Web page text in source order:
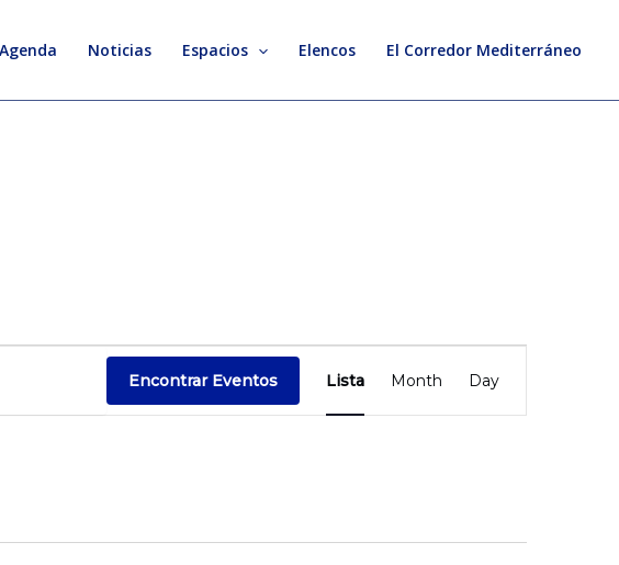
Agenda Noticias Espacios Elencos El Corredor Mediterráneo
Encontrar Eventos
Vistas
Lista Month Day